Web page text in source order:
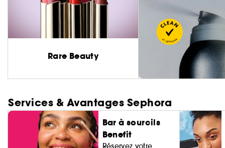
Rare Beauty
Services & Avantages Sephora
Bar à sourcils
Benefit
Réservez votre